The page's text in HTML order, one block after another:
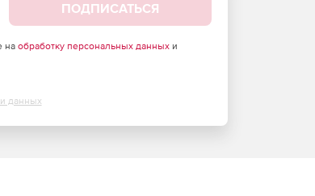
ПОДПИСАТЬСЯ
на обработку персональных данныхи
данных